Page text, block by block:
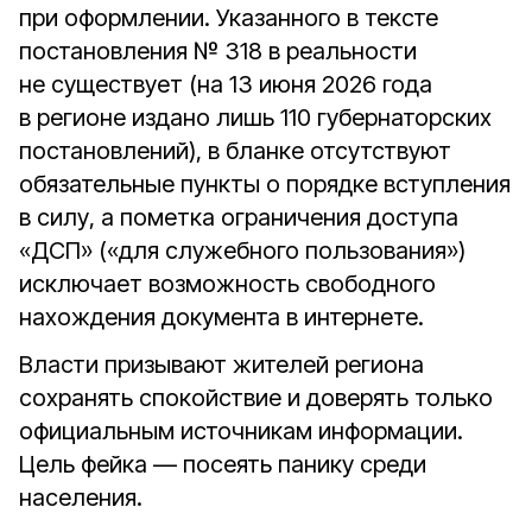
при оформлении. Указанного в тексте
постановления № 318 в реальности
не существует (на 13 июня 2026 года
в регионе издано лишь 110 губернаторских
постановлений), в бланке отсутствуют
обязательные пункты о порядке вступления
в силу, а пометка ограничения доступа
«ДСП» («для служебного пользования»)
исключает возможность свободного
нахождения документа в интернете.
Власти призывают жителей региона
сохранять спокойствие и доверять только
официальным источникам информации.
Цель фейка — посеять панику среди
населения.